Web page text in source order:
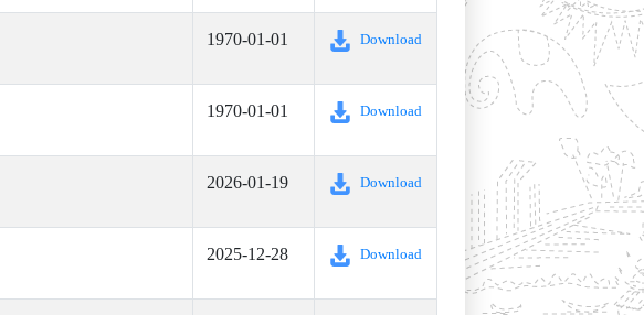
1970-01-01 Download
1970-01-01 Download
2026-01-19 Download
2025-12-28 Download